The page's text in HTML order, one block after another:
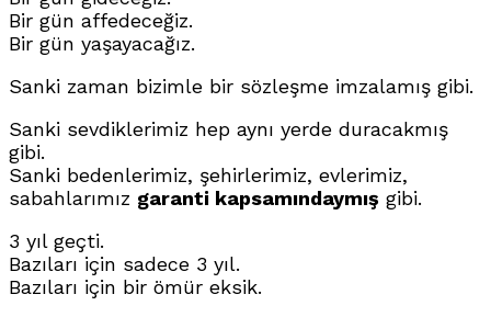
Bir gün affedeceğiz.
Bir gün yaşayacağız.
Sanki zaman bizimle bir sözleşme imzalamış gibi.
Sanki sevdiklerimiz hep aynı yerde duracakmış
gibi.
Sanki bedenlerimiz, şehirlerimiz, evlerimiz,
sabahlarımız garanti kapsamındaymış gibi.
3 yıl geçti.
Bazıları için sadece 3 yıl.
Bazıları için bir ömür eksik.